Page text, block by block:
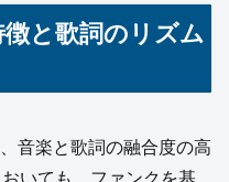
と歌詞のリズム
音楽と歌詞の融合度の高
いても、ファンクを基